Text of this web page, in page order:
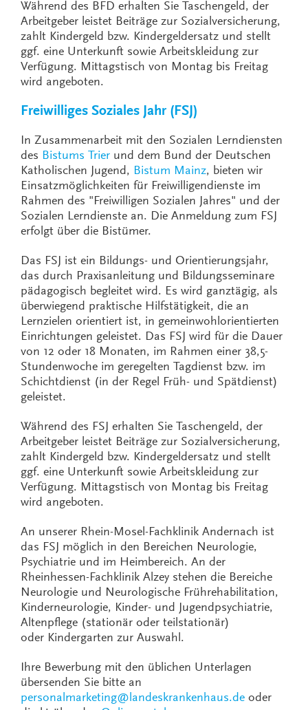
Während des BFD erhalten Sie Taschengeld, der
Arbeitgeber leistet Beiträge zur Sozialversicherung,
zahlt Kindergeld bzw. Kindergeldersatz und stellt
ggf. eine Unterkunft sowie Arbeitskleidung zur
Verfügung. Mittagstisch von Montag bis Freitag
wird angeboten.
Freiwilliges Soziales Jahr (FSJ)
In Zusammenarbeit mit den Sozialen Lerndiensten
des Bistums Trier und dem Bund der Deutschen
Katholischen Jugend, Bistum Mainz, bieten wir
Einsatzmöglichkeiten für Freiwilligendienste im
Rahmen des "Freiwilligen Sozialen Jahres" und der
Sozialen Lerndienste an. Die Anmeldung zum FSJ
erfolgt über die Bistümer.
Das FSJ ist ein Bildungs- und Orientierungsjahr,
das durch Praxisanleitung und Bildungsseminare
pädagogisch begleitet wird. Es wird ganztägig, als
überwiegend praktische Hilfstätigkeit, die an
Lernzielen orientiert ist, in gemeinwohlorientierten
Einrichtungen geleistet. Das FSJ wird für die Dauer
von 12 oder 18 Monaten, im Rahmen einer 38,5-
Stundenwoche im geregelten Tagdienst bzw. im
Schichtdienst (in der Regel Früh- und Spätdienst)
geleistet.
Während des FSJ erhalten Sie Taschengeld, der
Arbeitgeber leistet Beiträge zur Sozialversicherung,
zahlt Kindergeld bzw. Kindergeldersatz und stellt
ggf. eine Unterkunft sowie Arbeitskleidung zur
Verfügung. Mittagstisch von Montag bis Freitag
wird angeboten.
An unserer Rhein-Mosel-Fachklinik Andernach ist
das FSJ möglich in den Bereichen Neurologie,
Psychiatrie und im Heimbereich. An der
Rheinhessen-Fachklinik Alzey stehen die Bereiche
Neurologie und Neurologische Frührehabilitation,
Kinderneurologie, Kinder- und Jugendpsychiatrie,
Altenpflege (stationär oder teilstationär)
oder Kindergarten zur Auswahl.
Ihre Bewerbung mit den üblichen Unterlagen
übersenden Sie bitte an
personalmarketing@landeskrankenhaus.de oder